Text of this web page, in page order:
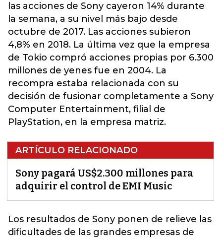
las acciones de Sony cayeron 14% durante
la semana, a su nivel más bajo desde
octubre de 2017. Las acciones subieron
4,8% en 2018. La última vez que la empresa
de Tokio compró acciones propias por 6.300
millones de yenes fue en 2004. La
recompra estaba relacionada con su
decisión de fusionar completamente a Sony
Computer Entertainment, filial de
PlayStation, en la empresa matriz.
ARTÍCULO RELACIONADO
Sony pagará US$2.300 millones para
adquirir el control de EMI Music
Los resultados de Sony ponen de relieve las
dificultades de las grandes empresas de